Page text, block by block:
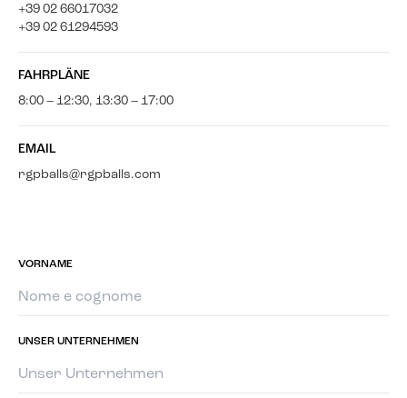
+39 02 66017032
+39 02 61294593
FAHRPLÄNE
8:00 – 12:30, 13:30 – 17:00
EMAIL
rgpballs@rgpballs.com
VORNAME
UNSER UNTERNEHMEN